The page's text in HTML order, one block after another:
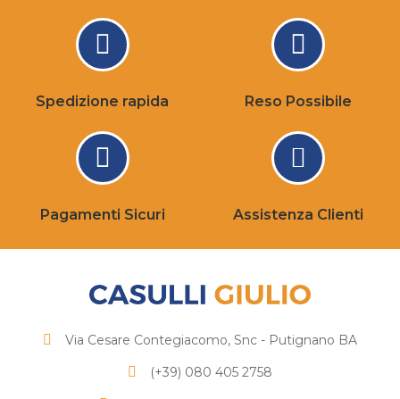
Spedizione rapida Reso Possibile
Pagamenti Sicuri Assistenza Clienti
Via Cesare Contegiacomo, Snc - Putignano BA
(+39) 080 405 2758